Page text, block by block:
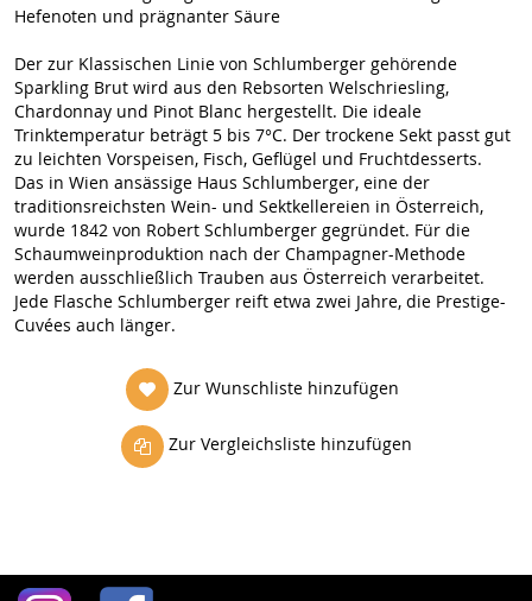
Hefenoten und prägnanter Säure
Der zur Klassischen Linie von Schlumberger gehörende
Sparkling Brut wird aus den Rebsorten Welschriesling,
Chardonnay und Pinot Blanc hergestellt. Die ideale
Trinktemperatur beträgt 5 bis 7°C. Der trockene Sekt passt gut
zu leichten Vorspeisen, Fisch, Geflügel und Fruchtdesserts.
Das in Wien ansässige Haus Schlumberger, eine der
traditionsreichsten Wein- und Sektkellereien in Österreich,
wurde 1842 von Robert Schlumberger gegründet. Für die
Schaumweinproduktion nach der Champagner-Methode
werden ausschließlich Trauben aus Österreich verarbeitet.
Jede Flasche Schlumberger reift etwa zwei Jahre, die Prestige-
Cuvées auch länger.
Zur Wunschliste hinzufügen
Zur Vergleichsliste hinzufügen